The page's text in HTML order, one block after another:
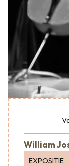
William
EXPOSITIE